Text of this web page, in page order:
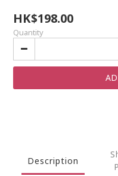
HK$198.00
Quantity
Description